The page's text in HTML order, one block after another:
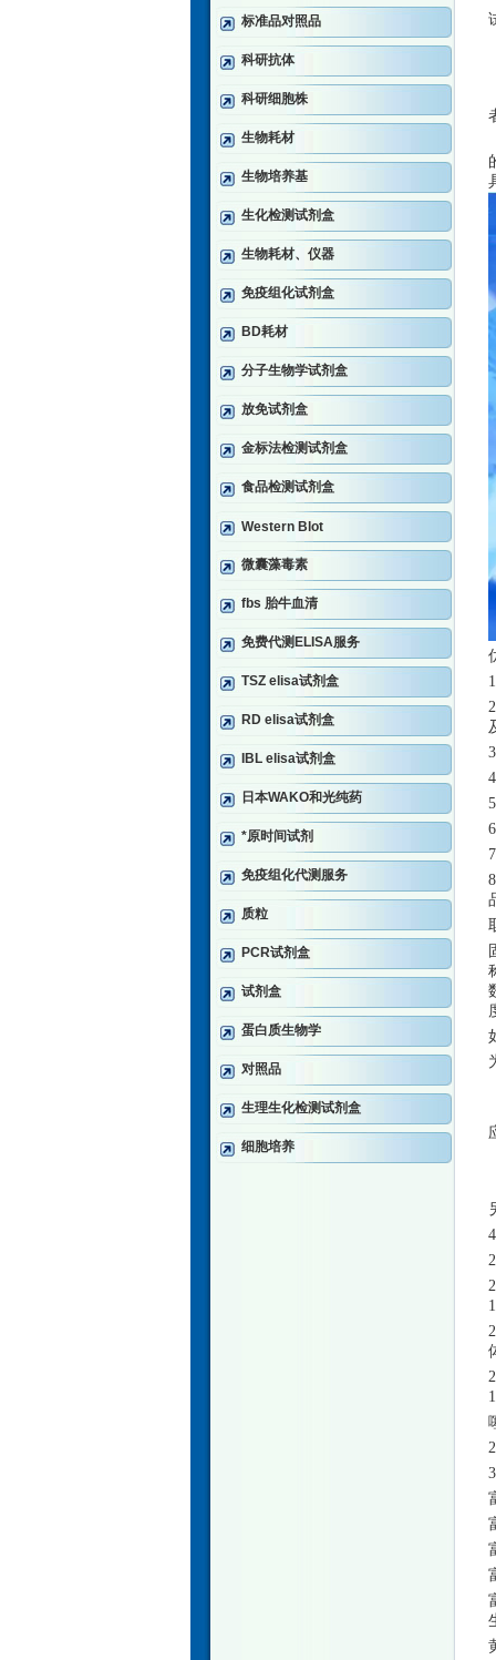
标准品对照品
科研抗体
科研细胞株
生物耗材
生物培养基
生化检测试剂盒
生物耗材、仪器
免疫组化试剂盒
BD耗材
分子生物学试剂盒
放免试剂盒
金标法检测试剂盒
食品检测试剂盒
Western Blot
微囊藻毒素
fbs 胎牛血清
免费代测ELISA服务
TSZ elisa试剂盒
RD elisa试剂盒
IBL elisa试剂盒
日本WAKO和光纯药
*原时间试剂
免疫组化代测服务
质粒
PCR试剂盒
试剂盒
蛋白质生物学
对照品
生理生化检测试剂盒
细胞培养